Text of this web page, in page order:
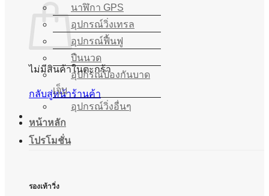
ไม่มีสินค้าในตะกร้า
กลับสู่หน้าร้านค้า
นาฬิกา GPS
อุปกรณ์วิ่งเทรล
อุปกรณ์ฟื้นฟู
ปืนนวด
อุปกรณ์ป้องกันบาด
เจ็บ
อุปกรณ์วิ่งอื่นๆ
หน้าหลัก
โปรโมชั่น
รองเท้าวิ่ง